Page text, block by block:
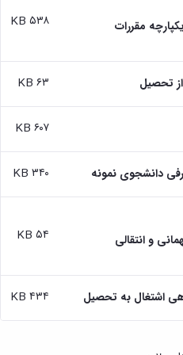
مقررات
۵۳۸ KB
تحصیل ۶۳ KB
۶۰۷ KB
دانشجوی نمونه ۳۴۰ KB
و انتقالی
۵۴ KB
اشتغال به تحصیل ۴۳۴ KB